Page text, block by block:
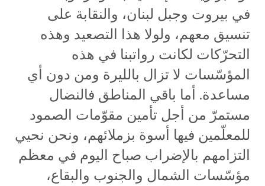
في بيروت وجبل لبنان، والنقابة على
تنسيق معهم، ولولا هذا التصعيد وهذه
التحرّكات لكانت رواتبنا في هذه
المؤسّسات لا تزال بالليرة ومن دون أي
مساعدة. أما باقي المناطق فالنضال
مستمرّ من أجل تأمين مقوّمات الصمود
للمعلّمين فيها أسوة بزملائهم، ونحن نحيي
التزامهم بالإضراب صباح اليوم في معظم
مؤسّسات الشمال والجنوب والبقاع،